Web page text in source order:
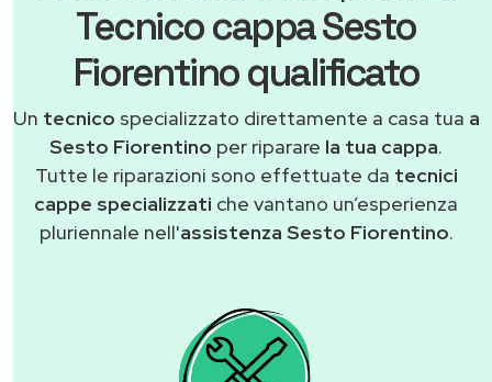
Tecnico cappa Sesto
Fiorentino qualificato
Un tecnico specializzato direttamente a casa tua a
Sesto Fiorentino per riparare la tua cappa.
Tutte le riparazioni sono effettuate da tecnici
cappe specializzati che vantano un’esperienza
pluriennale nell'assistenza Sesto Fiorentino.